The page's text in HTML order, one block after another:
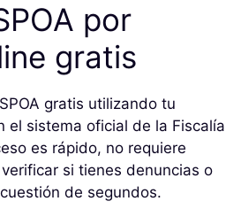
por
gratis
gratis utilizando tu
el sistema oficial de la Fiscalía
es rápido, no requiere
si tienes denuncias o
de segundos.